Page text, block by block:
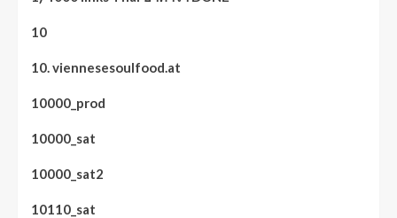
10
10. viennesesoulfood.at
10000_prod
10000_sat
10000_sat2
10110_sat